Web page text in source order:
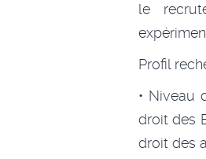
le
Profil
• Niveau
droit des
droit des